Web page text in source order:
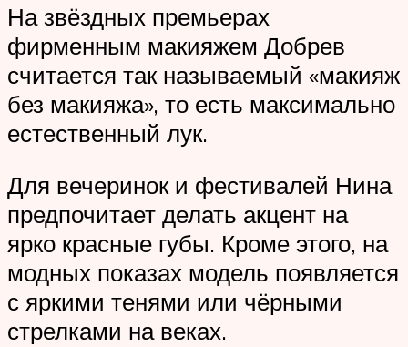
На звёздных премьерах
фирменным макияжем Добрев
считается так называемый «макияж
без макияжа», то есть максимально
естественный лук.
Для вечеринок и фестивалей Нина
предпочитает делать акцент на
ярко красные губы. Кроме этого, на
модных показах модель появляется
с яркими тенями или чёрными
стрелками на веках.